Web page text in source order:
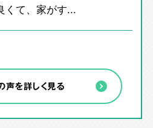
くて、家がす...
声を詳しく見る